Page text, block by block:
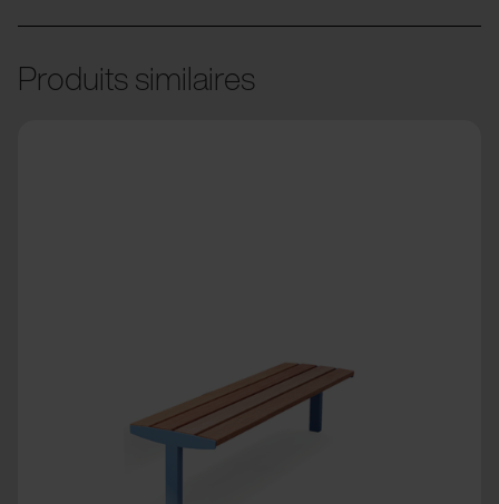
Produits similaires